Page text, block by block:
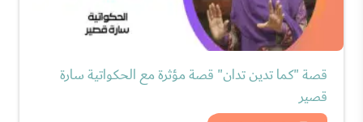
قصة "كما تدين تدان" قصة مؤثرة مع الحكواتية سارة
قصير